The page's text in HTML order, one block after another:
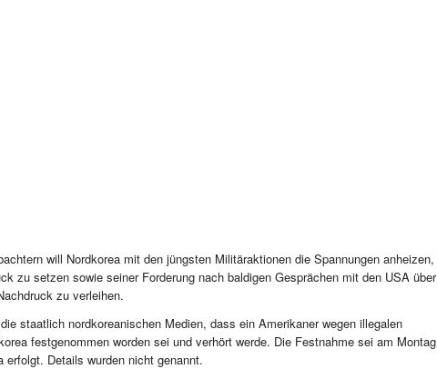
will Nordkorea mit den jüngsten Militäraktionen die Spannungen anheizen,
zu setzen sowie seiner Forderung nach baldigen Gesprächen mit den USA über
zu verleihen.
staatlich nordkoreanischen Medien, dass ein Amerikaner wegen illegalen
festgenommen worden sei und verhört werde. Die Festnahme sei am Montag
erfolgt. Details wurden nicht genannt.